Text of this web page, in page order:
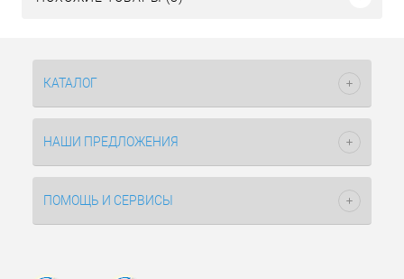
КАТАЛОГ
НАШИ ПРЕДЛОЖЕНИЯ
ПОМОЩЬ И СЕРВИСЫ